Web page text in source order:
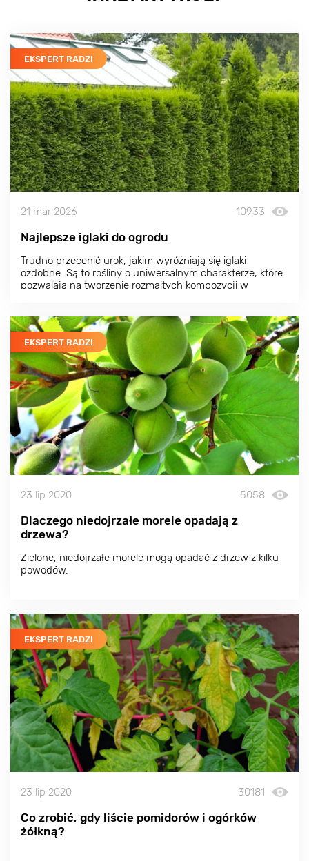
EKSPERT RADZI
21 mar 2026 10933
Najlepsze iglaki do ogrodu
Trudno przecenić urok, jakim wyróżniają się iglaki
ozdobne. Są to rośliny o uniwersalnym charakterze, które
pozwalają na tworzenie rozmaitych kompozycji w
tym, jakie wybierać iglaki do ogrodu, które z nich będą
najlepsze i co je wyróżnia, dowiesz się z tego artykułu.
EKSPERT RADZI
23 lip 2020 5058
Dlaczego niedojrzałe morele opadają z
drzewa?
Zielone, niedojrzałe morele mogą opadać z drzew z kilku
powodów.
EKSPERT RADZI
23 lip 2020 30181
Co zrobić, gdy liście pomidorów i ogórków
żółkną?